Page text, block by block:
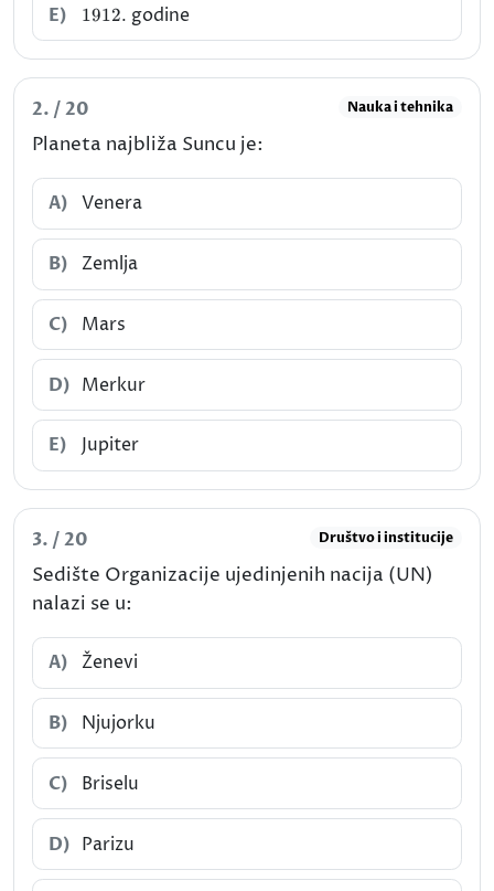
E) 1912.
1912. godine
2. / 20 Nauka i tehnika
Planeta najbliža Suncu je:
A) Venera
B) Zemlja
C) Mars
D) Merkur
E) Jupiter
3. / 20 Društvo i institucije
Sedište Organizacije ujedinjenih nacija (UN)
nalazi se u:
A) Ženevi
B) Njujorku
C) Briselu
D) Parizu